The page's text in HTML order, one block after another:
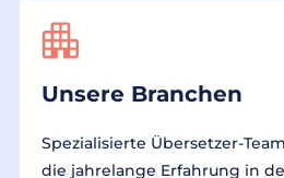
Unsere Branchen
Spezialisierte Übersetzer-
die jahrelange Erfahrung in